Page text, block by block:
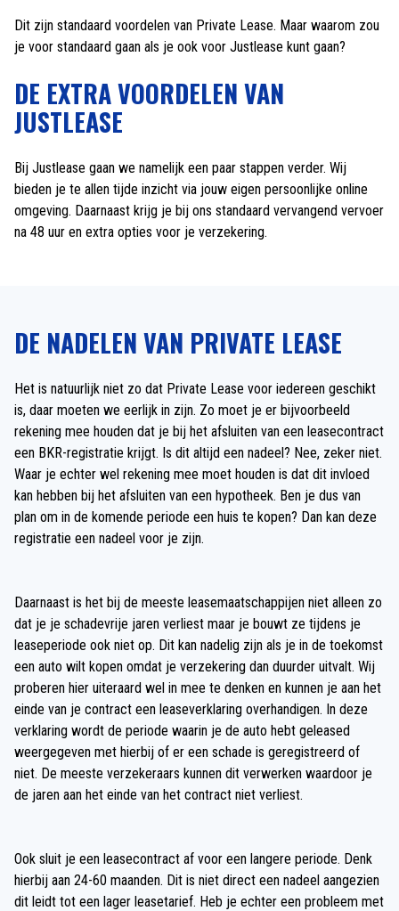
Dit zijn standaard voordelen van Private Lease. Maar waarom zou
je voor standaard gaan als je ook voor Justlease kunt gaan?
DE EXTRA VOORDELEN VAN
JUSTLEASE
Bij Justlease gaan we namelijk een paar stappen verder. Wij
bieden je te allen tijde inzicht via jouw eigen persoonlijke online
omgeving. Daarnaast krijg je bij ons standaard vervangend vervoer
na 48 uur en extra opties voor je verzekering.
DE NADELEN VAN PRIVATE LEASE
Het is natuurlijk niet zo dat Private Lease voor iedereen geschikt
is, daar moeten we eerlijk in zijn. Zo moet je er bijvoorbeeld
rekening mee houden dat je bij het afsluiten van een leasecontract
een BKR-registratie krijgt. Is dit altijd een nadeel? Nee, zeker niet.
Waar je echter wel rekening mee moet houden is dat dit invloed
kan hebben bij het afsluiten van een hypotheek. Ben je dus van
plan om in de komende periode een huis te kopen? Dan kan deze
registratie een nadeel voor je zijn.
Daarnaast is het bij de meeste leasemaatschappijen niet alleen zo
dat je je schadevrije jaren verliest maar je bouwt ze tijdens je
leaseperiode ook niet op. Dit kan nadelig zijn als je in de toekomst
een auto wilt kopen omdat je verzekering dan duurder uitvalt. Wij
proberen hier uiteraard wel in mee te denken en kunnen je aan het
einde van je contract een leaseverklaring overhandigen. In deze
verklaring wordt de periode waarin je de auto hebt geleased
weergegeven met hierbij of er een schade is geregistreerd of
niet. De meeste verzekeraars kunnen dit verwerken waardoor je
de jaren aan het einde van het contract niet verliest.
Ook sluit je een leasecontract af voor een langere periode. Denk
hierbij aan 24-60 maanden. Dit is niet direct een nadeel aangezien
dit leidt tot een lager leasetarief. Heb je echter een probleem met